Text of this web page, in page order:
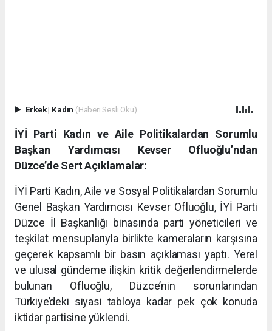
Erkek| Kadın (Haberi Sesli Oku)
İYİ Parti Kadın ve Aile Politikalardan Sorumlu
Başkan Yardımcısı Kevser Ofluoğlu’ndan
Düzce’de Sert Açıklamalar:
İYİ Parti Kadın, Aile ve Sosyal Politikalardan Sorumlu
Genel Başkan Yardımcısı Kevser Ofluoğlu, İYİ Parti
Düzce İl Başkanlığı binasında parti yöneticileri ve
teşkilat mensuplarıyla birlikte kameraların karşısına
geçerek kapsamlı bir basın açıklaması yaptı. Yerel
ve ulusal gündeme ilişkin kritik değerlendirmelerde
bulunan Ofluoğlu, Düzce’nin sorunlarından
Türkiye’deki siyasi tabloya kadar pek çok konuda
iktidar partisine yüklendi.